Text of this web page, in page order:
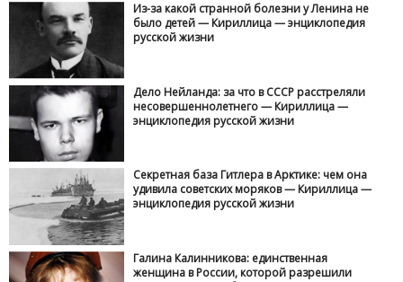
Из-за какой странной болезни у Ленина не
было детей — Кириллица — энциклопедия
русской жизни
Дело Нейланда: за что в СССР расстреляли
несовершеннолетнего — Кириллица —
энциклопедия русской жизни
Секретная база Гитлера в Арктике: чем она
удивила советских моряков — Кириллица —
энциклопедия русской жизни
Галина Калинникова: единственная
женщина в России, которой разрешили